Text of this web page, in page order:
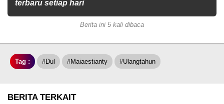
terbaru setiap hari
Berita ini 5 kali dibaca
Tag : #dul #maiaestianty #ulangtahun
BERITA TERKAIT